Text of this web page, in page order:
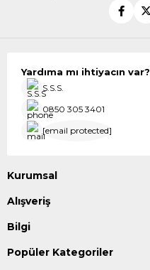
Yardıma mı ihtiyacın var?
S.S.S.
0850 305 3401
[email protected]
Kurumsal
Alışveriş
Bilgi
Popüler Kategoriler